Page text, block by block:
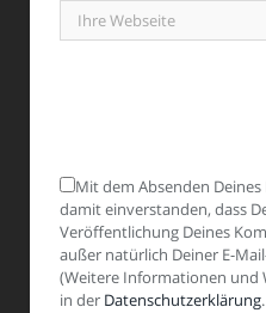
Mit dem Absenden
damit einverstanden, dass
Veröffentlichung Deines
außer natürlich Deiner E-
(Weitere Informationen und
in der Datenschutzerklärung.